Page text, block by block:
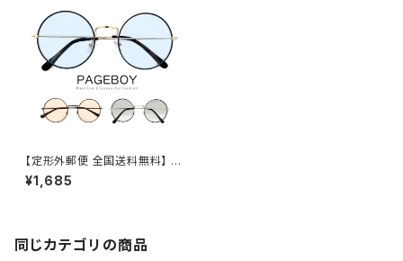
【定形外郵便 全国送料無料】 サ
ングラス py2793 ライトカラー
UVカット 紫外線対策 サングラ
ド 型 メタル フレーム ページボ
ーイ
¥1,685
同じカテゴリの商品